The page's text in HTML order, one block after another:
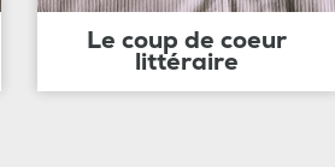
Le coup de coeur
littéraire